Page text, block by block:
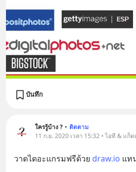
บันทึก
ใครรู้บ้าง ? • ติดตาม
11 ก.ย. 2020 เวลา 15:32 • ไอที & แก็ด
วาดไดอะแกรมฟรีด้วย draw.io แท